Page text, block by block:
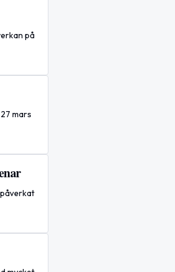
på
mars